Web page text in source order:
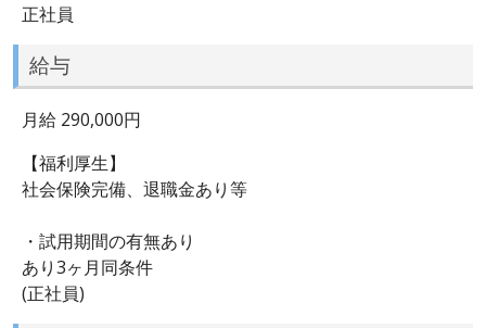
正社員
給与
月給 290,000円
【福利厚生】
社会保険完備、退職金あり等
・試用期間の有無あり
あり3ヶ月同条件
(正社員)